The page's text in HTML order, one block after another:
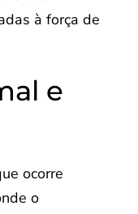
à força de
e
ocorre
o